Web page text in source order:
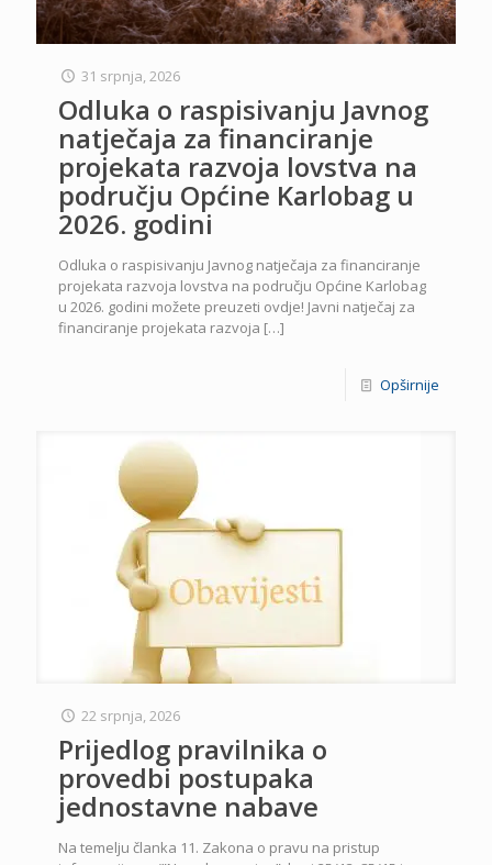
31 srpnja, 2026
Odluka o raspisivanju Javnog
natječaja za financiranje
projekata razvoja lovstva na
području Općine Karlobag u
2026. godini
Odluka o raspisivanju Javnog natječaja za financiranje
projekata razvoja lovstva na području Općine Karlobag
u 2026. godini možete preuzeti ovdje! Javni natječaj za
financiranje projekata razvoja […]
Opširnije
22 srpnja, 2026
Prijedlog pravilnika o
provedbi postupaka
jednostavne nabave
Na temelju članka 11. Zakona o pravu na pristup